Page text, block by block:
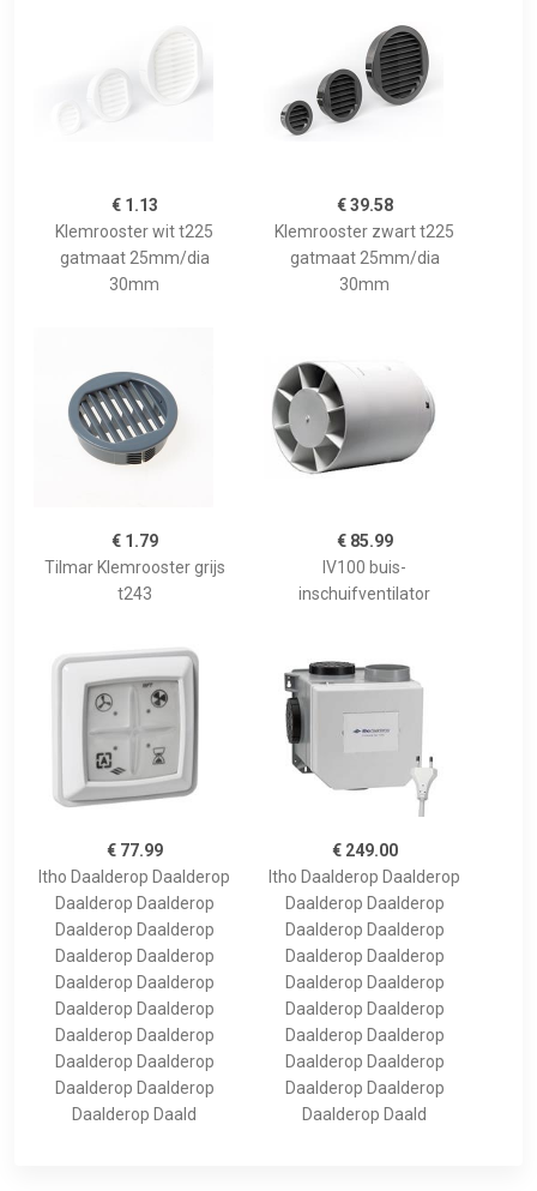
€ 1.13
Klemrooster wit t225
gatmaat 25mm/dia
30mm
€ 39.58
Klemrooster zwart t225
gatmaat 25mm/dia
30mm
€ 1.79
Tilmar Klemrooster grijs
t243
€ 85.99
IV100 buis-
inschuifventilator
€ 77.99
Itho Daalderop Daalderop
Daalderop Daalderop
Daalderop Daalderop
Daalderop Daalderop
Daalderop Daalderop
Daalderop Daalderop
Daalderop Daalderop
Daalderop Daalderop
Daalderop Daalderop
Daalderop Daald
€ 249.00
Itho Daalderop Daalderop
Daalderop Daalderop
Daalderop Daalderop
Daalderop Daalderop
Daalderop Daalderop
Daalderop Daalderop
Daalderop Daalderop
Daalderop Daalderop
Daalderop Daalderop
Daalderop Daald